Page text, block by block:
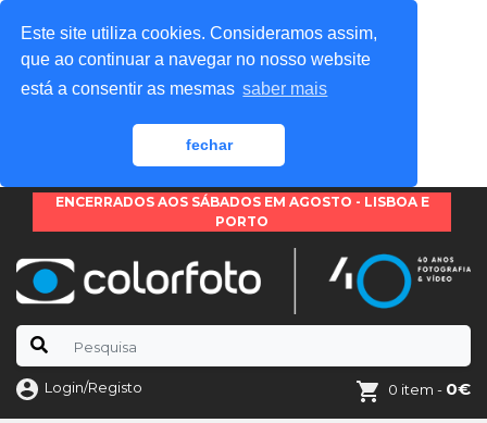
Este site utiliza cookies. Consideramos assim,
que ao continuar a navegar no nosso website
está a consentir as mesmas saber mais
fechar
ENCERRADOS AOS SÁBADOS EM AGOSTO - LISBOA E
PORTO
Login/Registo 0 item - 0€